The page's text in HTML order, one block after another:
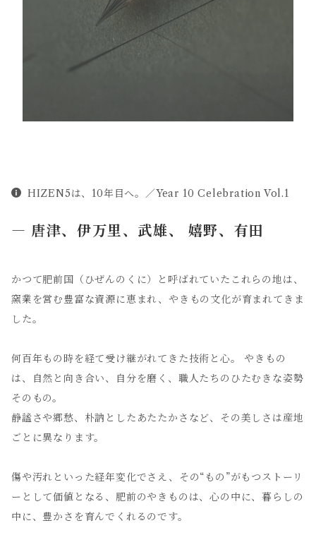
HIZEN5は、10年目へ。／Year 10 Celebration Vol.1
― 唐津、伊万里、武雄、 嬉野、有田
かつて肥前国（ひぜんのくに）と呼ばれていたこれらの地は、
窯業を営む豊富な資源に恵まれ、やきもの文化が育まれてきま
した。
何百年もの時を経て受け継がれてきた技術と心。 やきもの
は、自然と向き合い、自分を磨く、職人たちのひたむきな姿勢
そのもの。
静謐さや郷愁、朴訥としたあたたかさなど、その美しさは産地
ごとに異なります。
傷や汚れといった経年変化でさえ、その“もの”がもつストーリ
ーとして価値となる、肥前のやきものは、心の中に、暮らしの
中に、豊かさを育んでくれるのです。